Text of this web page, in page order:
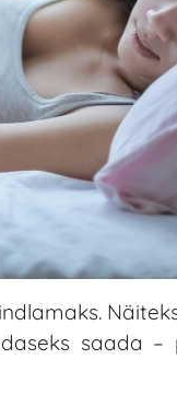
saada